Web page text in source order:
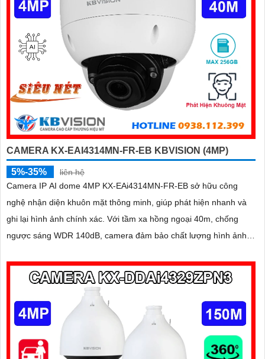
CAMERA KX-EAI4314MN-FR-EB KBVISION (4MP)
5%-35%
liên hệ
Camera IP AI dome 4MP KX-EAi4314MN-FR-EB sở hữu công
nghệ nhận diện khuôn mặt thông minh, giúp phát hiện nhanh và
ghi lại hình ảnh chính xác. Với tầm xa hồng ngoại 40m, chống
ngược sáng WDR 140dB, camera đảm bảo chất lượng hình ảnh